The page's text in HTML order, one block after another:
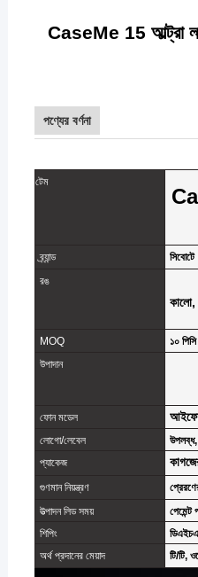
CaseMe 15 আল্ট্রা
পণ্যের বর্ণনা
টেম
ব্র্যান্ড সিবোটে
রঙ
কালো,
MOQ ১০ পিসি
উপাদান
ফোন মডেল
লোগো/লেবেল
উপলব্ধ,
প্যাকেজ
গুণমান নিয়ন্ত্রণ
উত্পাদন লিড সময়
শিপিং
অর্থ প্রদানের মেয়াদ
টি/টি,